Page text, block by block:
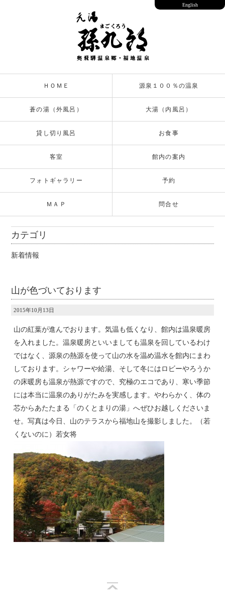
ＨＯＭＥ 源泉１００％の温泉
蒼の湯（外風呂） 大湯（内風呂）
貸し切り風呂 お食事
客室 館内の案内
フォトギャラリー 予約
ＭＡＰ 問合せ
English
カテゴリ
新着情報
山が色づいております
2015年10月13日
山の紅葉が進んでおります。気温も低くなり、館内は温泉暖房
を入れました。温泉暖房といいましても温泉を回しているわけ
ではなく、源泉の熱源を使って山の水を温め温水を館内にまわ
しております。シャワーや給湯、そして冬にはロビーやろうか
の床暖房も温泉が熱源ですので、究極のエコであり、寒い季節
には本当に温泉のありがたみを実感します。やわらかく、体の
芯からあたたまる「のくとまりの湯」へぜひお越しくださいま
せ。写真は今日、山のテラスから福地山を撮影しました。（若
くないのに）若女将